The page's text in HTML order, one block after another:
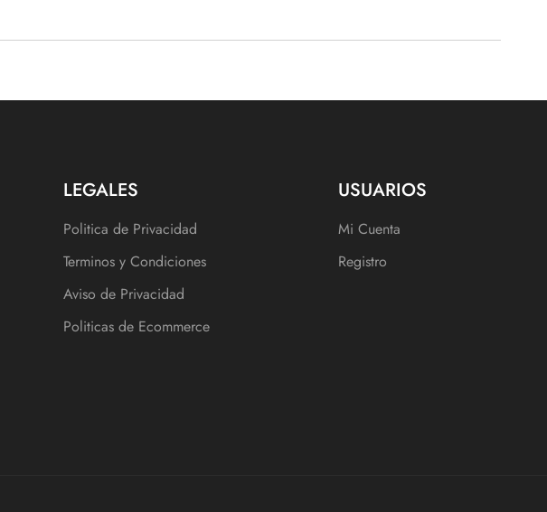
LEGALES
Politica de Privacidad
Terminos y Condiciones
Aviso de Privacidad
Politicas de Ecommerce
USUARIOS
Mi Cuenta
Registro